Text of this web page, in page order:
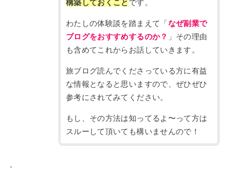
構築しておくこと です。
わたしの体験談を踏まえて「 なぜ副業で
ブログをおすすめするのか？ 」その理由
も含めてこれからお話していきます。
旅ブログ読んでくださっている方に有益
な情報となると思いますので、ぜひぜひ
参考にされてみてください。
もし、その方法は知ってるよ〜って方は
スルーして頂いても構いませんので！